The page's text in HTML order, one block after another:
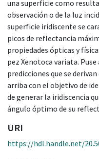
una superficie como
observación o de la luz
superficie iridiscente se
picos de reflectancia
propiedades ópticas y
pez Xenotoca variata.
predicciones que se
arriba con el objetivo de
de generar la iridiscencia
ángulo óptimo de su
URI
https://hdl.handle.net/